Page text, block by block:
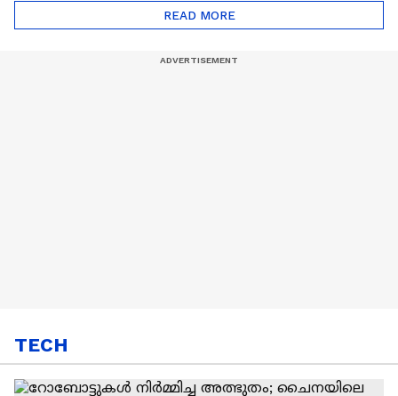
Eco Marathon 2025
READ MORE
TECH